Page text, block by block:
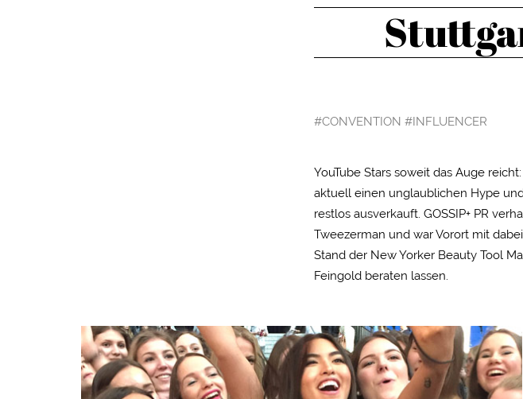
#CONVENTION #INFLUENCER
YouTube Stars soweit das Auge
aktuell einen unglaublichen Hype
restlos ausverkauft. GOSSIP+ PR
Tweezerman und war Vorort mit
Stand der New Yorker Beauty Tool
Feingold beraten lassen.
Cookie-